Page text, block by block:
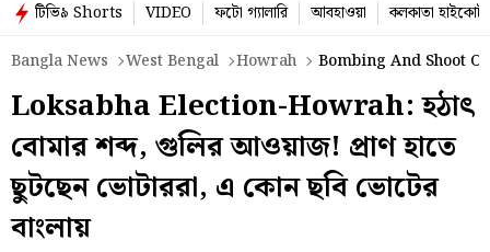
টিভি৯ Shorts VIDEO ফটো গ্যালারি আবহাওয়া
কলকাতা হাইকোর্ট
Bangla News
West Bengal Howrah Bombing And Shoot
Loksabha Election-Howrah: হঠাৎ
বোমার শব্দ, গুলির আওয়াজ! প্রাণ হাতে
ছুটছেন ভোটাররা, এ কোন ছবি ভোটের
বাংলায়